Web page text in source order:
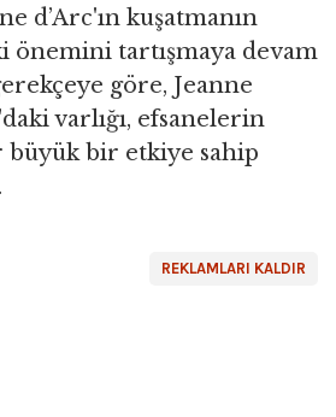
d’Arc'ın kuşatmanın
önemini tartışmaya devam
göre, Jeanne
varlığı, efsanelerin
büyük bir etkiye sahip
REKLAMLARI KALDIR